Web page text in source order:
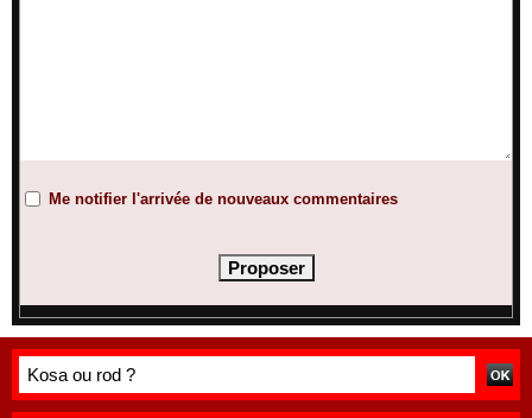
Me notifier l'arrivée de nouveaux commentaires